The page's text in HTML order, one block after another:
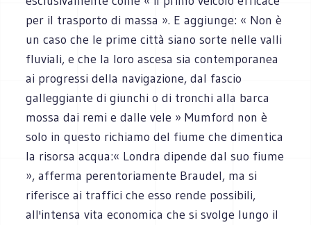
per il trasporto di massa ». E aggiunge: « Non è
un caso che le prime città siano sorte nelle valli
fluviali, e che la loro ascesa sia contemporanea
ai progressi della navigazione, dal fascio
galleggiante di giunchi o di tronchi alla barca
mossa dai remi e dalle vele » Mumford non è
solo in questo richiamo del fiume che dimentica
la risorsa acqua:« Londra dipende dal suo fiume
», afferma perentoriamente Braudel, ma si
riferisce ai traffici che esso rende possibili,
all'intensa vita economica che si svolge lungo il